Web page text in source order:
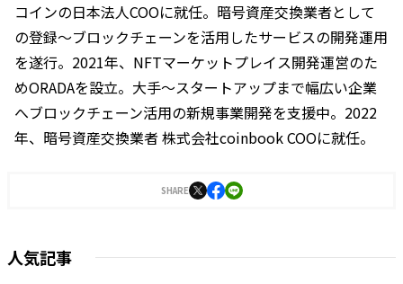
コインの日本法人COOに就任。暗号資産交換業者として
の登録〜ブロックチェーンを活用したサービスの開発運用
を遂行。2021年、NFTマーケットプレイス開発運営のた
めORADAを設立。大手〜スタートアップまで幅広い企業
へブロックチェーン活用の新規事業開発を支援中。2022
年、暗号資産交換業者 株式会社coinbook COOに就任。
SHARE
人気記事